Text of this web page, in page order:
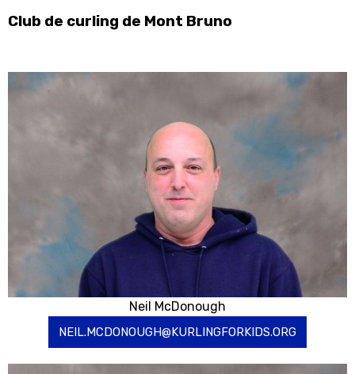
Club de curling de Mont Bruno
Neil McDonough
NEIL.MCDONOUGH@KURLINGFORKIDS.ORG